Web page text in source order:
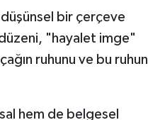
düşünsel bir çerçeve
"hayalet imge"
ruhunu ve bu ruhun
hem de belgesel